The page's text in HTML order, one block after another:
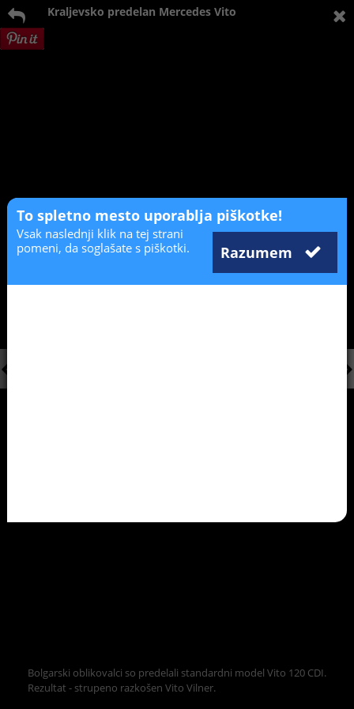
Kraljevsko predelan Mercedes Vito
Bolgarski oblikovalci so predelali standardni model Vito 120 CDI.
Rezultat - strupeno razkošen Vito Vilner.
To spletno mesto uporablja piškotke!
Razumem
Vsak naslednji klik na tej strani
pomeni, da soglašate s piškotki.